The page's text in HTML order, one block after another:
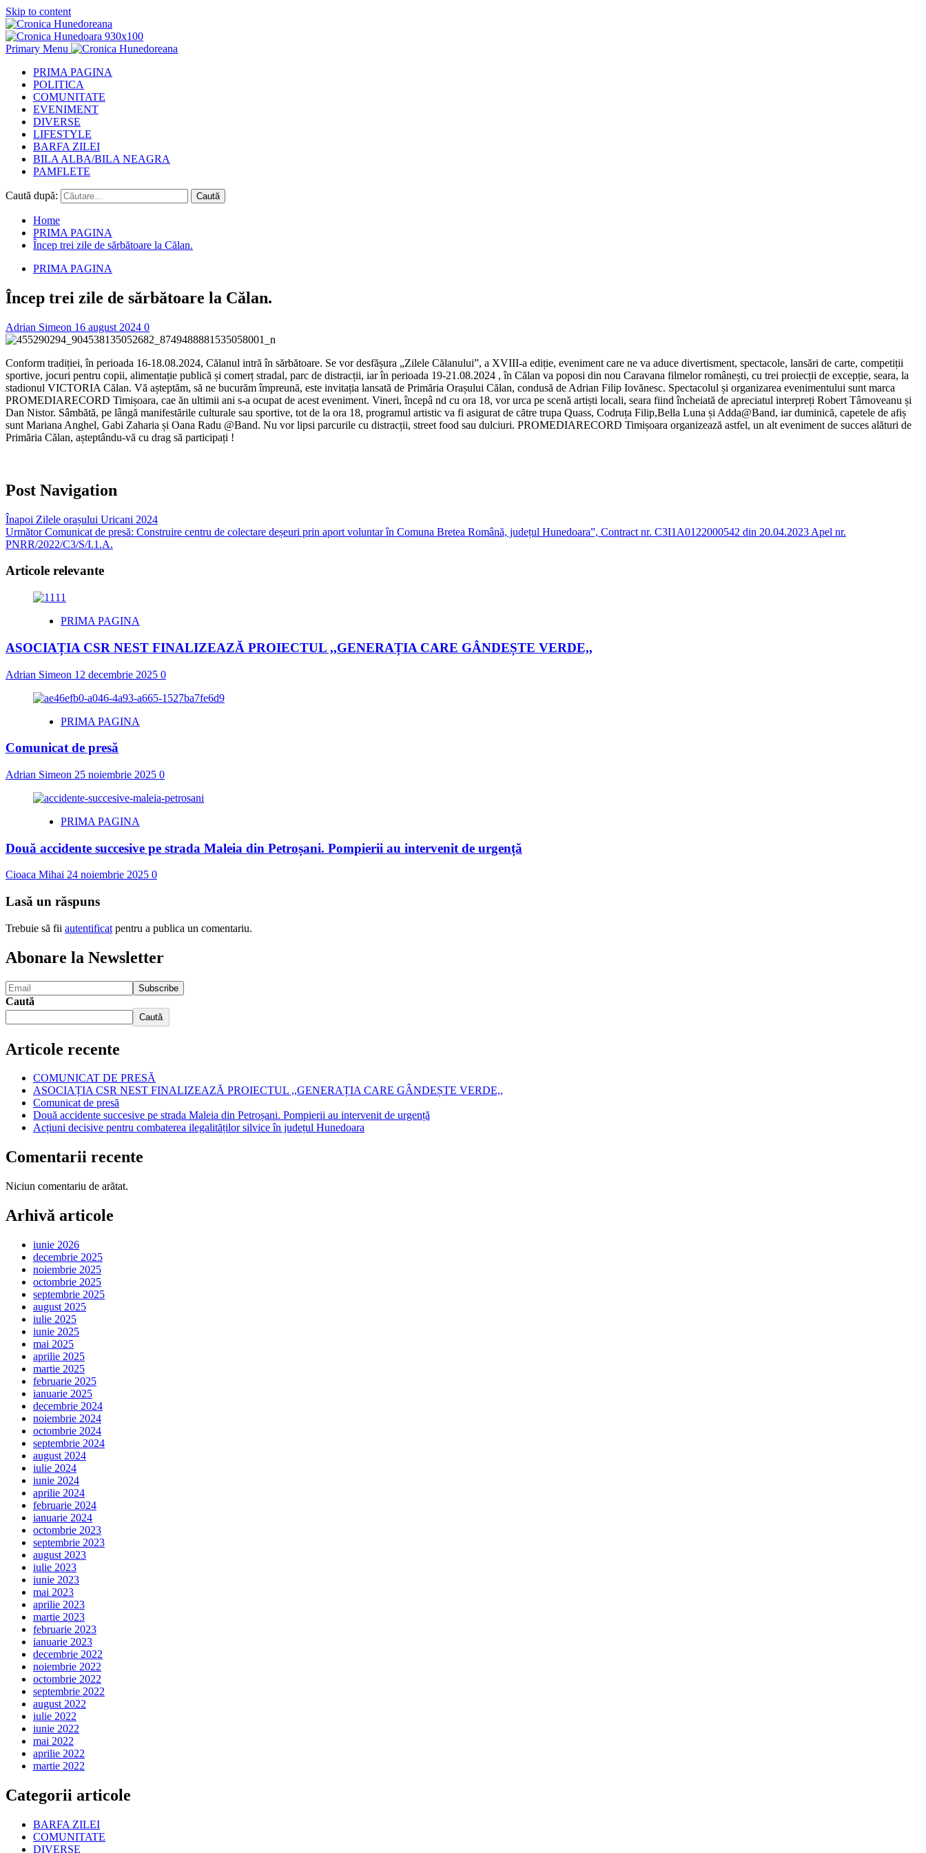
Skip to content
Primary Menu
PRIMA PAGINA
POLITICA
COMUNITATE
EVENIMENT
DIVERSE
LIFESTYLE
BARFA ZILEI
BILA ALBA/BILA NEAGRA
PAMFLETE
Caută după:
Home
PRIMA PAGINA
Încep trei zile de sărbătoare la Călan.
PRIMA PAGINA
Încep trei zile de sărbătoare la Călan.
Adrian Simeon 16 august 2024 0
Conform tradiției, în perioada 16-18.08.2024, Călanul intră în sărbătoare. Se vor desfășura „Zilele Călanului”, a XVIII-a ediție, eveniment care ne va aduce divertisment, spectacole, lansări de carte, competiții
sportive, jocuri pentru copii, alimentație publică și comerț stradal, parc de distracții, iar în perioada 19-21.08.2024 , în Călan va poposi din nou Caravana filmelor românești, cu trei proiecții de excepție, seara, la
stadionul VICTORIA Călan. Vă așteptăm, să ne bucurăm împreună, este invitația lansată de Primăria Orașului Călan, condusă de Adrian Filip Iovănesc. Spectacolul și organizarea evenimentului sunt marca
PROMEDIARECORD Timișoara, cae ăn ultimii ani s-a ocupat de acest eveniment. Vineri, începâ nd cu ora 18, vor urca pe scenă artiști locali, seara fiind încheiată de apreciatul interpreți Robert Târnoveanu și
Dan Nistor. Sâmbătă, pe lângă manifestările culturale sau sportive, tot de la ora 18, programul artistic va fi asigurat de către trupa Quass, Codruța Filip,Bella Luna și Adda@Band, iar duminică, capetele de afiș
sunt Mariana Anghel, Gabi Zaharia și Oana Radu @Band. Nu vor lipsi parcurile cu distracții, street food sau dulciuri. PROMEDIARECORD Timișoara organizează astfel, un alt eveniment de succes alături de
Primăria Călan, așteptându-vă cu drag să participați !
Post Navigation
Înapoi Zilele orașului Uricani 2024
UrmătorComunicat de presă: Construire centru de colectare deșeuri prin aport voluntar în Comuna Bretea Română, județul Hunedoara”, Contract nr. C3I1A0122000542 din 20.04.2023 Apel nr.
PNRR/2022/C3/S/I.1.A.
Articole relevante
PRIMA PAGINA
ASOCIAȚIA CSR NEST FINALIZEAZĂ PROIECTUL ,,GENERAȚIA CARE GÂNDEȘTE VERDE,,
Adrian Simeon 12 decembrie 2025 0
PRIMA PAGINA
Comunicat de presă
Adrian Simeon 25 noiembrie 2025 0
PRIMA PAGINA
Două accidente succesive pe strada Maleia din Petroșani. Pompierii au intervenit de urgență
Cioaca Mihai 24 noiembrie 2025 0
Lasă un răspuns
Trebuie să fii autentificat pentru a publica un comentariu.
Abonare la Newsletter
Caută
Caută
Articole recente
COMUNICAT DE PRESĂ
ASOCIAȚIA CSR NEST FINALIZEAZĂ PROIECTUL ,,GENERAȚIA CARE GÂNDEȘTE VERDE,,
Comunicat de presă
Două accidente succesive pe strada Maleia din Petroșani. Pompierii au intervenit de urgență
Acțiuni decisive pentru combaterea ilegalităților silvice în județul Hunedoara
Comentarii recente
Niciun comentariu de arătat.
Arhivă articole
iunie 2026
decembrie 2025
noiembrie 2025
octombrie 2025
septembrie 2025
august 2025
iulie 2025
iunie 2025
mai 2025
aprilie 2025
martie 2025
februarie 2025
ianuarie 2025
decembrie 2024
noiembrie 2024
octombrie 2024
septembrie 2024
august 2024
iulie 2024
iunie 2024
aprilie 2024
februarie 2024
ianuarie 2024
octombrie 2023
septembrie 2023
august 2023
iulie 2023
iunie 2023
mai 2023
aprilie 2023
martie 2023
februarie 2023
ianuarie 2023
decembrie 2022
noiembrie 2022
octombrie 2022
septembrie 2022
august 2022
iulie 2022
iunie 2022
mai 2022
aprilie 2022
martie 2022
Categorii articole
BARFA ZILEI
COMUNITATE
DIVERSE